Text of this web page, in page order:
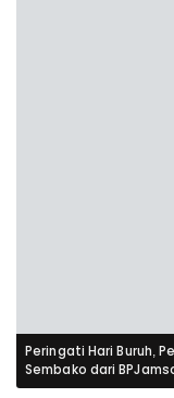
Peringati Hari Buruh,
Sembako dari